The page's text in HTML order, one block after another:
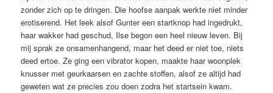
zonder zich op te dringen. Die hoofse aanpak werkte niet minder
erotiserend. Het leek alsof Gunter een startknop had ingedrukt,
haar wakker had geschud, Ilse begon een heel nieuw leven. Bij
mij sprak ze onsamenhangend, maar het deed er niet toe, niets
deed ertoe. Ze ging een vibrator kopen, maakte haar woonplek
knusser met geurkaarsen en zachte stoffen, alsof ze altijd had
geweten wat ze precies zou doen zodra het startsein kwam.